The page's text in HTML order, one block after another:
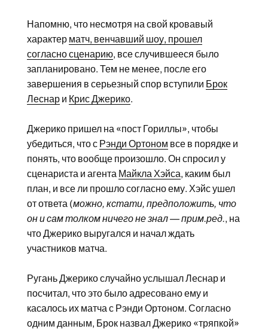
Напомню, что несмотря на свой кровавый
характер матч, венчавший шоу, прошел
согласно сценарию, все случившееся было
запланировано. Тем не менее, после его
завершения в серьезный спор вступили Брок
Леснари Крис Джерико.
Джерико пришел на «пост Гориллы», чтобы
убедиться, что с Рэнди Ортоном все в порядке и
понять, что вообще произошло. Он спросил у
сценариста и агента Майкла Хэйса, каким был
план, и все ли прошло согласно ему. Хэйс ушел
от ответа (можно, кстати, предположить, что
он и сам толком ничего не знал — прим.ред., на
что Джерико выругался и начал ждать
участников матча.
Ругань Джерико случайно услышал Леснар и
посчитал, что это было адресовано ему и
касалось их матча с Рэнди Ортоном. Согласно
одним данным, Брок назвал Джерико «тряпкой»